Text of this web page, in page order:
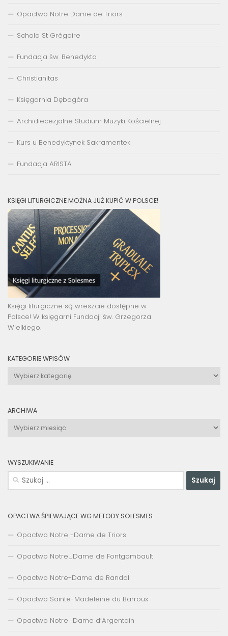
Opactwo Notre Dame de Triors
Schola St Grégoire
Fundacja św. Benedykta
Christianitas
Księgarnia Dębogóra
Archidiecezjalne Studium Muzyki Kościelnej
Kurs u Benedyktynek Sakramentek
Fundacja ARISTA
KSIĘGI LITURGICZNE MOŻNA JUŻ KUPIĆ W POLSCE!
Księgi liturgiczne są wreszcie dostępne w
Polsce! W księgarni Fundacji św. Grzegorza
Wielkiego.
KATEGORIE WPISÓW
Kategorie
wpisów
ARCHIWA
Archiwa
WYSZUKIWANIE
Szukaj:
OPACTWA ŚPIEWAJĄCE WG METODY SOLESMES
Opactwo Notre -Dame de Triors
Opactwo Notre_Dame de Fontgombault
Opactwo Notre-Dame de Randol
Opactwo Sainte-Madeleine du Barroux
Opactwo Notre_Dame d’Argentain